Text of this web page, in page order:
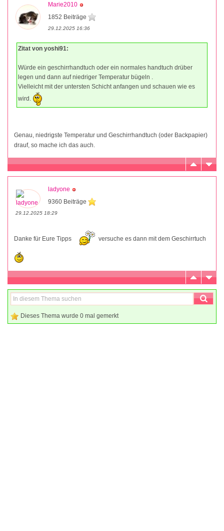
Marie2010
1852 Beiträge
29.12.2025 16:36
Zitat von yoshi91:
Würde ein geschirrhandtuch oder ein normales handtuch drüber
legen und dann auf niedriger Temperatur bügeln .
Vielleicht mit der untersten Schicht anfangen und schauen wie es
wird.
Genau, niedrigste Temperatur und Geschirrhandtuch (oder Backpapier)
drauf, so mache ich das auch.
ladyone
9360 Beiträge
29.12.2025 18:29
Danke für Eure Tipps versuche es dann mit dem Geschirrtuch
Dieses Thema wurde 0 mal gemerkt